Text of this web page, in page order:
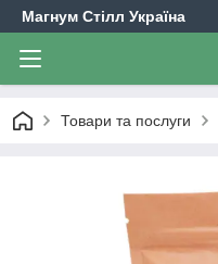
Магнум Стілл Україна
Товари та послуги